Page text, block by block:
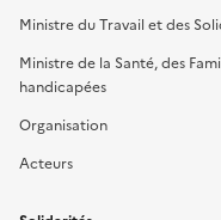
Ministre du Travail et des
Ministre de la Santé, des
handicapées
Organisation
Acteurs